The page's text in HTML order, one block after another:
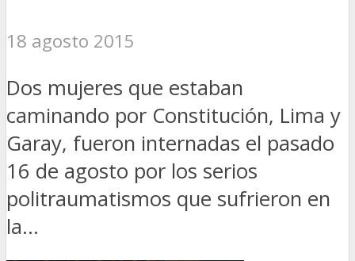
18 agosto 2015
Dos mujeres que estaban
caminando por Constitución, Lima y
Garay, fueron internadas el pasado
16 de agosto por los serios
politraumatismos que sufrieron en
la...